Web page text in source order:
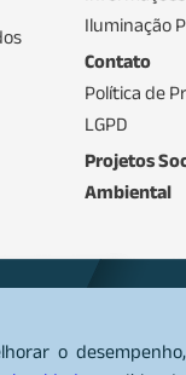
o
Iluminação
Contato
Política de
LGPD
Projetos
Ambiental